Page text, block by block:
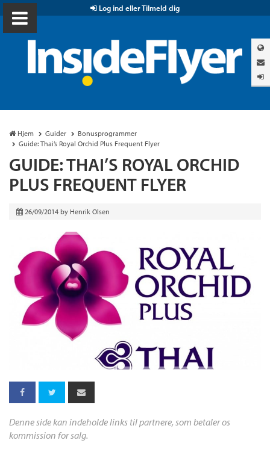
Log ind eller Tilmeld dig
Hjem Guider
Bonusprogrammer
Guide: Thai’s Royal Orchid Plus Frequent Flyer
GUIDE: THAI’S ROYAL ORCHID
PLUS FREQUENT FLYER
26/09/2014 by Henrik Olsen
Denne side kan indeholde links til partnere, som betaler os
kommission for salg.